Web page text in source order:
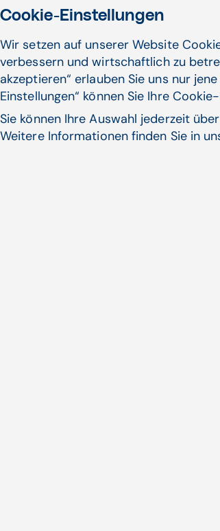
Cookie-Einstellungen
Wir setzen auf unserer Website
verbessern und wirtschaftlich zu
akzeptieren“ erlauben Sie uns nur
Einstellungen“ können Sie Ihre
Sie können Ihre Auswahl jederzeit
Weitere Informationen finden Sie in